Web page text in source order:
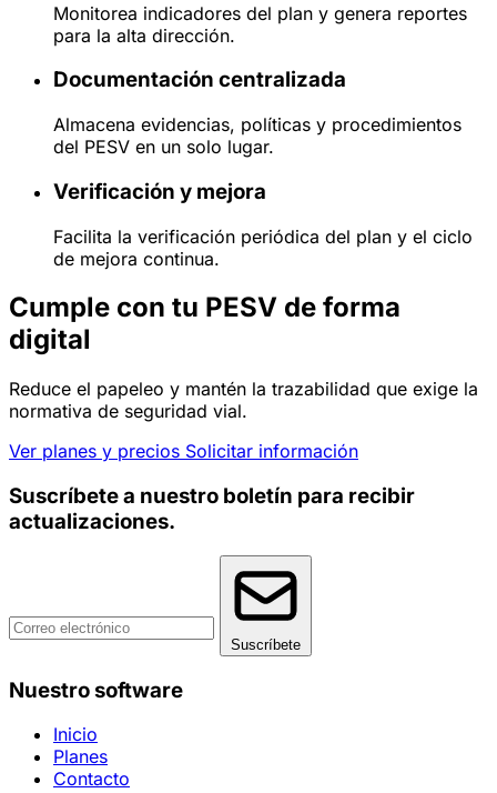
Monitorea indicadores del plan y genera reportes
para la alta dirección.
Documentación centralizada
Almacena evidencias, políticas y procedimientos
del PESV en un solo lugar.
Verificación y mejora
Facilita la verificación periódica del plan y el ciclo
de mejora continua.
Cumple con tu PESV de forma
digital
Reduce el papeleo y mantén la trazabilidad que exige la
normativa de seguridad vial.
Ver planes y precios Solicitar información
Suscríbete a nuestro boletín para recibir
actualizaciones.
Suscríbete
Nuestro software
Inicio
Planes
Contacto